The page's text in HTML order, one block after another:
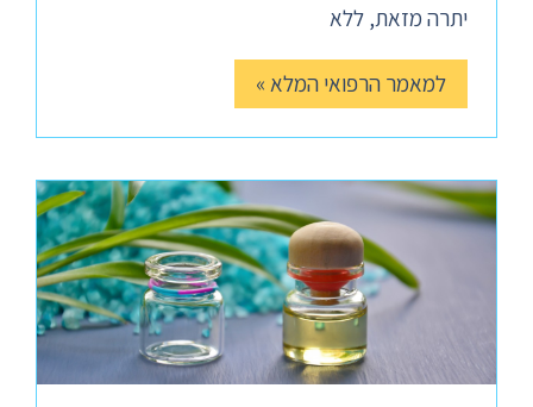
יתרה מזאת, ללא
למאמר הרפואי המלא »